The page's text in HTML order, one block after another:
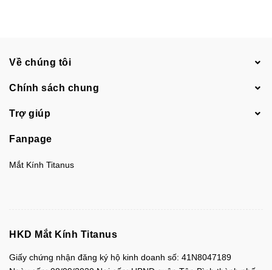
Về chúng tôi
Chính sách chung
Trợ giúp
Fanpage
Mắt Kính Titanus
HKD Mắt Kính Titanus
Giấy chứng nhận đăng ký hộ kinh doanh số: 41N8047189